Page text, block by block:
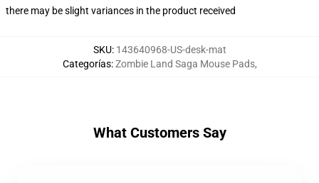
there may be slight variances in the product received
SKU: 143640968-US-desk-mat
Categorías:Zombie Land Saga Mouse Pads,
What Customers Say